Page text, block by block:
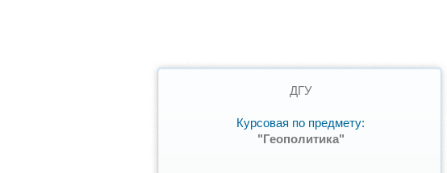
ДГУ
Курсовая по предмету:
"Геополитика"